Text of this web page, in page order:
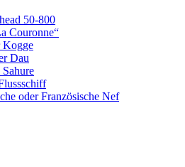
50-800
Couronne“
Kogge
Dau
oder Französische Nef